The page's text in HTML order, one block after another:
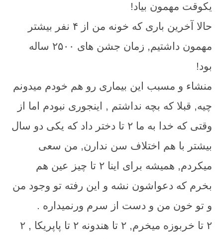
یکوقت مهمون بیاد!
حالا آخرین باری که خونه من از ۴ نفر بیشتر
مهمون داشتیم, زمان جشن های ۲۵۰۰ ساله
بود!
منشاء و مسبب این بیماری رو هم خودم میدونم
چیه, قبلا که بچه نداشتم , اینجوری نبودم اما از
وقتی که خدا به ما ۲ تا دختر داد که یکی دو سال
بیشتر با هم اختلاف سن ندارن, من سعی
میکردم, همیشه برای اینا ۲ تا چیز عین هم
بخرم که دعواشون نشه و این رفته تو وجود من
و تو خون من و دست از سرم ورنمیداره .
۲ تا خربوزه میخرم, ۲ تا هندونه ۲ تا پاپریکا , ۲